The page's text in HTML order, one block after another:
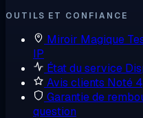
OUTILS ET CONFIANCE
Miroir Magique
IP
État du service
Avis clients Noté
Garantie de
question